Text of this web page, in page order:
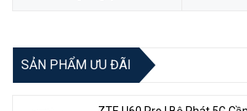
✪ Trọng lượng 4.2Kg
✪ Nguồn 100~240V
SẢN PHẨM ƯU ĐÃI